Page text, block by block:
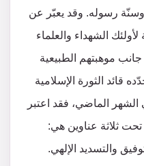
وسنّة رسوله. وقد يعبّر عن
لأولئك الشهداء والعلماء
جانب موهبتهم الطبيعية
قائد الثورة الإسلامية
الماضي، فقد اعتبر
ثلاثة عناوين هي:
والتسديد الإلهي.